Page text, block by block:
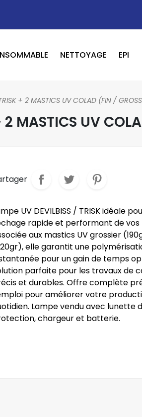
NETTOYAGE EPI
+ 2 MASTICS UV COLAD (FIN /
MASTICS UV
UV DEVILBISS / TRISK idéale
rapide et performant de vos
aux mastics UV grossier
elle garantit une
pour un gain de temps
parfaite pour les travaux de
et durables. Offre complète
pour améliorer votre
Lampe vendu avec lunette
chargeur et batterie.